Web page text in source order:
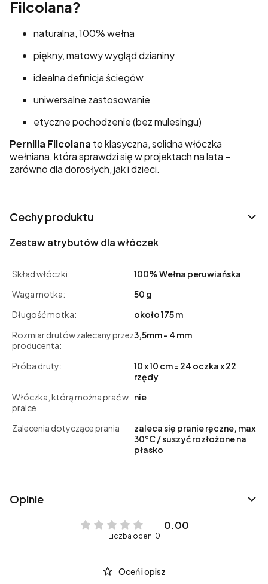
Filcolana?
naturalna, 100% wełna
piękny, matowy wygląd dzianiny
idealna definicja ściegów
uniwersalne zastosowanie
etyczne pochodzenie (bez mulesingu)
Pernilla Filcolana to klasyczna, solidna włóczka
wełniana, która sprawdzi się w projektach na lata –
zarówno dla dorosłych, jak i dzieci.
Cechy produktu
Zestaw atrybutów dla włóczek
Skład włóczki:
100% Wełna peruwiańska
Waga motka:
50 g
Długość motka:
około 175 m
Rozmiar drutów zalecany przez
producenta:
3,5mm - 4 mm
Próba druty:
10 x 10 cm = 24 oczka x 22
rzędy
Włóczka, którą można prać w
pralce
nie
Zalecenia dotyczące prania
zaleca się pranie ręczne, max
30°C / suszyć rozłożone na
płasko
Opinie
0.00
Liczba ocen: 0
Oceń i opisz